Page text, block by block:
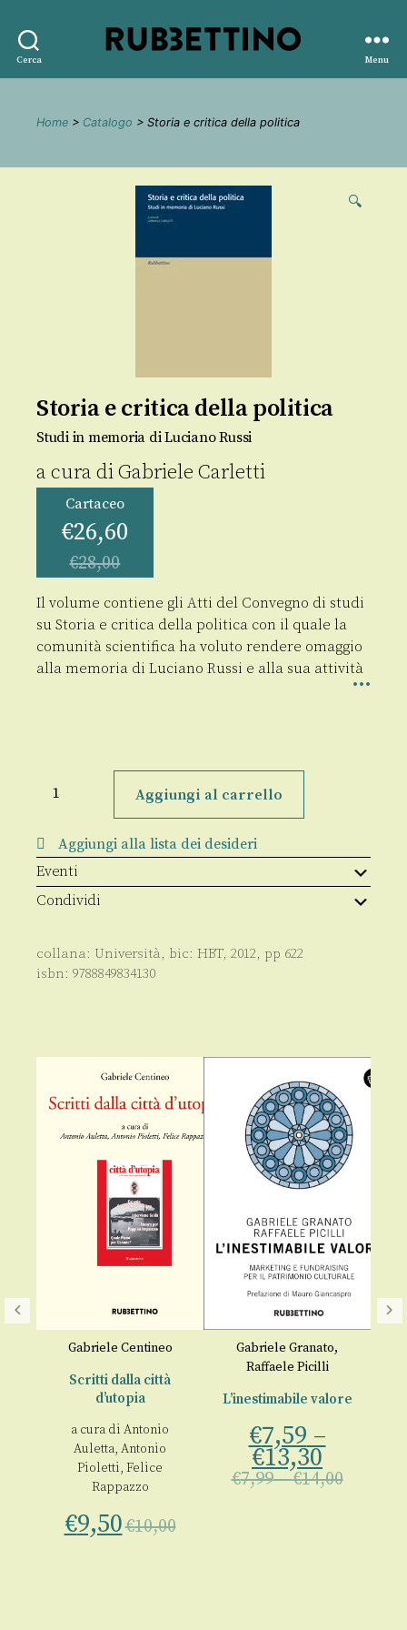
Cerca
editore
Menu
Home > Catalogo > Storia e critica della politica
🔍
Storia e critica della politica
Studi in memoria di Luciano Russi
a cura diGabriele Carletti
Cartaceo
€26,60
€28,00
Il volume contiene gli Atti del Convegno di studi
su Storia e critica della politica con il quale la
comunità scientifica ha voluto rendere omaggio
alla memoria di Luciano Russi e alla sua attività
politica
quantità
Aggiungi al carrello
Aggiungi alla lista dei desideri
Eventi
Condividi
collana: Università, bic: HBT, 2012, pp 622
isbn: 9788849834130
Gabriele Centineo
Scritti dalla città
d’utopia
a cura di Antonio
Auletta, Antonio
Pioletti, Felice
Rappazzo
€9,50€10,00
Gabriele Granato,
Raffaele Picilli
L’inestimabile valore
€7,59 –
€13,30
€7,99–€14,00